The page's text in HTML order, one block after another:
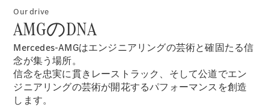
Sedan
Long
Mercedes-
Maybach
S-Class
New
試乗リクエ
スト
Our drive
AMGのDNA
Mercedes-AMGはエンジニアリングの芸術と確固たる信
念が集う場所。
信念を忠実に貫きレーストラック、そして公道でエン
ジニアリングの芸術が開花するパフォーマンスを創造
します。